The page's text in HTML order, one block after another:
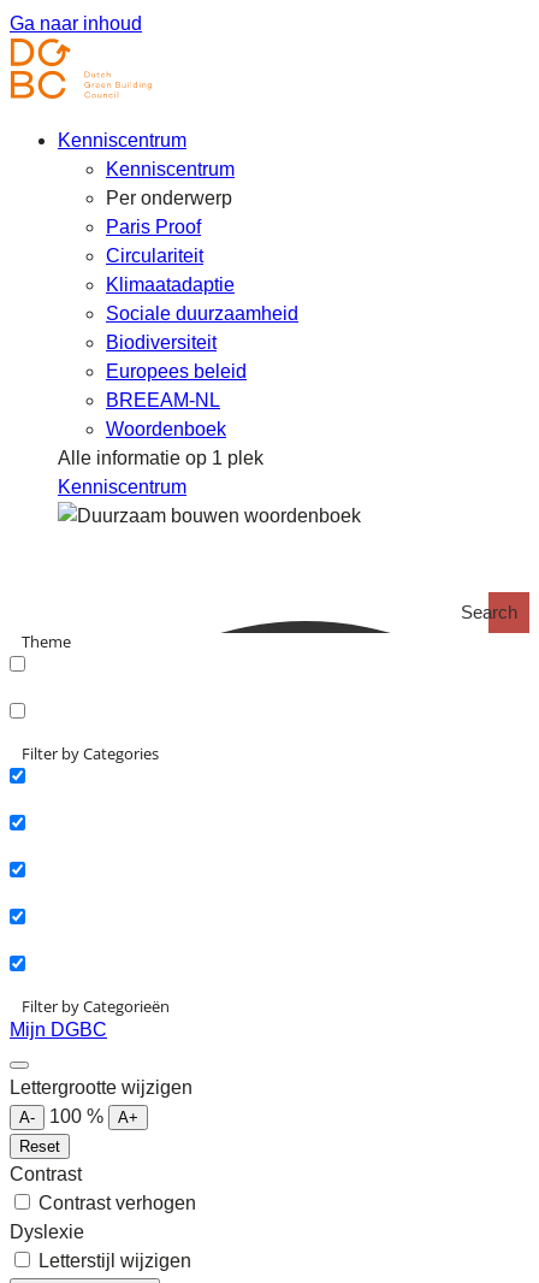
Ga naar inhoud
Kenniscentrum
Kenniscentrum
Per onderwerp
Paris Proof
Circulariteit
Klimaatadaptie
Sociale duurzaamheid
Biodiversiteit
Europees beleid
BREEAM-NL
Woordenboek
Alle informatie op 1 plek
Kenniscentrum
Search
Theme
Filter by Categories
Filter by Categorieën
Mijn DGBC
Lettergrootte wijzigen
A- 100 %
A+
Reset
Contrast
Contrast verhogen
Dyslexie
Letterstijl wijzigen